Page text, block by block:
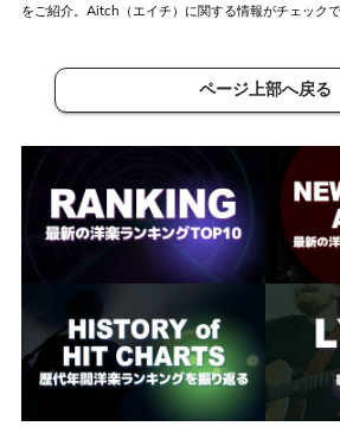
をご紹介。Aitch（エイチ）に関する情報がチェックで
ページ上部へ戻る